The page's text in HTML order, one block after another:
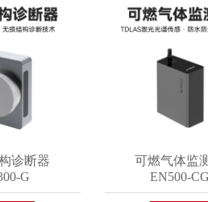
器
可燃气体监测仪
EN500-CG